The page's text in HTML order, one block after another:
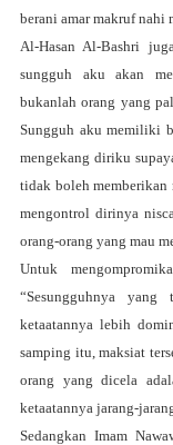
berani amar makruf nahi
Al-Hasan Al-Bashri
sungguh aku akan
bukanlah orang yang
Sungguh aku memiliki
mengekang diriku
tidak boleh memberikan
mengontrol dirinya
orang-orang yang mau
Untuk
“Sesungguhnya
ketaatannya lebih
samping itu, maksiat
orang yang dicela
ketaatannya jarang-
Sedangkan Imam